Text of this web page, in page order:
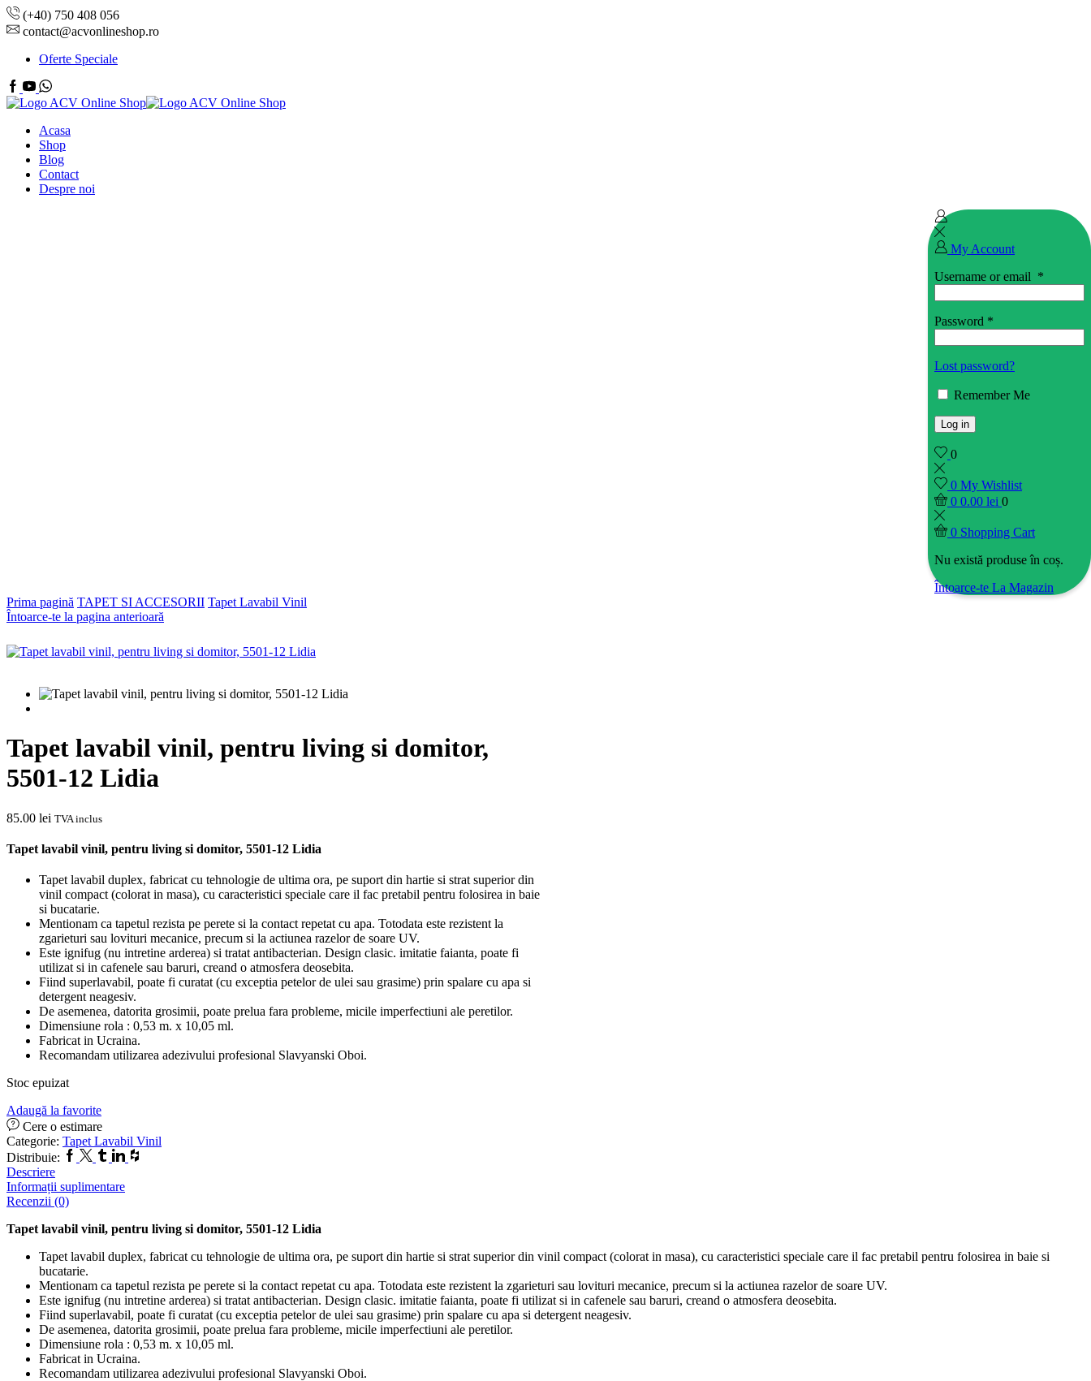
(+40) 750 408 056
contact@acvonlineshop.ro
Oferte Speciale
Facebook
YoutubeWhatsapp
Acasa
Shop
Blog
Contact
Despre noi
My Account
Username or email *
Password *
Lost password?
Remember Me
Log in
0
0 My Wishlist
0 0.00 lei 0
0 Shopping Cart
Nu există produse în coș.
Întoarce-te La Magazin
Prima pagină TAPET SI ACCESORII Tapet Lavabil Vinil
Întoarce-te la pagina anterioară
Tapet lavabil vinil, pentru living si domitor,
5501-12 Lidia
85.00 lei TVA inclus
Tapet lavabil vinil, pentru living si domitor, 5501-12 Lidia
Tapet lavabil duplex, fabricat cu tehnologie de ultima ora, pe suport din hartie si strat superior din
vinil compact (colorat in masa), cu caracteristici speciale care il fac pretabil pentru folosirea in baie
si bucatarie.
Mentionam ca tapetul rezista pe perete si la contact repetat cu apa. Totodata este rezistent la
zgarieturi sau lovituri mecanice, precum si la actiunea razelor de soare UV.
Este ignifug (nu intretine arderea) si tratat antibacterian. Design clasic. imitatie faianta, poate fi
utilizat si in cafenele sau baruri, creand o atmosfera deosebita.
Fiind superlavabil, poate fi curatat (cu exceptia petelor de ulei sau grasime) prin spalare cu apa si
detergent neagesiv.
De asemenea, datorita grosimii, poate prelua fara probleme, micile imperfectiuni ale peretilor.
Dimensiune rola : 0,53 m. x 10,05 ml.
Fabricat in Ucraina.
Recomandam utilizarea adezivului profesional Slavyanski Oboi.
Stoc epuizat
Adaugă la favorite
Cere o estimare
Categorie: Tapet Lavabil Vinil
Distribuie: Facebook
TwitterTumblr
Linkedin
Houzz
Descriere
Informații suplimentare
Recenzii (0)
Tapet lavabil vinil, pentru living si domitor, 5501-12 Lidia
Tapet lavabil duplex, fabricat cu tehnologie de ultima ora, pe suport din hartie si strat superior din vinil compact (colorat in masa), cu caracteristici speciale care il fac pretabil pentru folosirea in baie si
bucatarie.
Mentionam ca tapetul rezista pe perete si la contact repetat cu apa. Totodata este rezistent la zgarieturi sau lovituri mecanice, precum si la actiunea razelor de soare UV.
Este ignifug (nu intretine arderea) si tratat antibacterian. Design clasic. imitatie faianta, poate fi utilizat si in cafenele sau baruri, creand o atmosfera deosebita.
Fiind superlavabil, poate fi curatat (cu exceptia petelor de ulei sau grasime) prin spalare cu apa si detergent neagesiv.
De asemenea, datorita grosimii, poate prelua fara probleme, micile imperfectiuni ale peretilor.
Dimensiune rola : 0,53 m. x 10,05 ml.
Fabricat in Ucraina.
Recomandam utilizarea adezivului profesional Slavyanski Oboi.